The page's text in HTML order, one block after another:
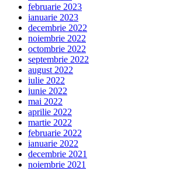
februarie 2023
ianuarie 2023
decembrie 2022
noiembrie 2022
octombrie 2022
septembrie 2022
august 2022
iulie 2022
iunie 2022
mai 2022
aprilie 2022
martie 2022
februarie 2022
ianuarie 2022
decembrie 2021
noiembrie 2021